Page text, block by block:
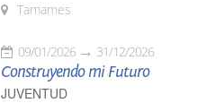
Tamames
09/01/2026 31/12/2026
Construyendo mi Futuro
JUVENTUD